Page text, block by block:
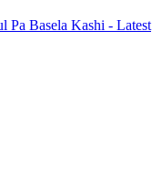
Pa Basela Kashi - Latest